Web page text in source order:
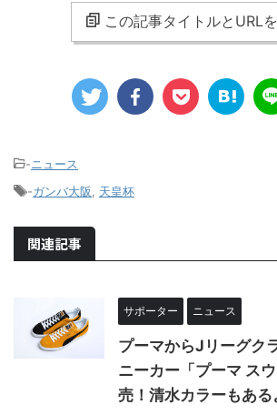
この記事タイトルとURL
-ニュース
-ガンバ大阪 天皇杯
関連記事
サポーター ニュース
プーマからJリーグク
ニーカー「プーマ ス
売！清水カラーもある